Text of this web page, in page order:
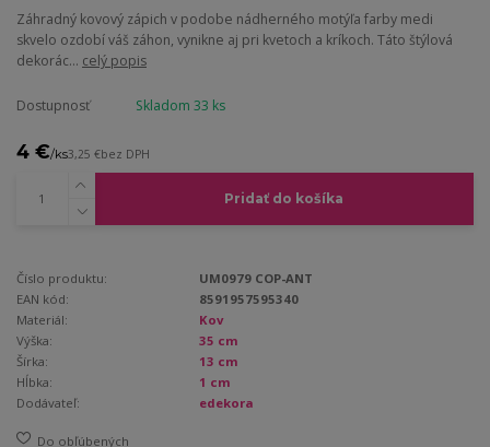
Záhradný kovový zápich v podobe nádherného motýľa farby medi
skvelo ozdobí váš záhon, vynikne aj pri kvetoch a kríkoch. Táto štýlová
dekorác... celý popis
Dostupnosť Skladom 33 ks
4 €/ks3,25 €bez DPH
Pridať do košíka
Číslo produktu:
UM0979 COP-ANT
EAN kód:
8591957595340
Materiál:
Kov
Výška:
35 cm
Šírka:
13 cm
Hĺbka:
1 cm
Dodávateľ:
edekora
Do obľúbených